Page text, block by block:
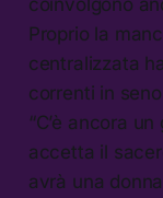
Proprio la
centralizzata
correnti in
“C’è ancora
accetta il
avrà una